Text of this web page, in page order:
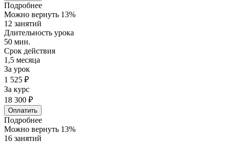
Подробнее
Можно вернуть 13%
12 занятий
Длительность урока
50 мин.
Срок действия
1,5 месяца
За урок
1 525 ₽
За курс
18 300 ₽
Оплатить
Подробнее
Можно вернуть 13%
16 занятий